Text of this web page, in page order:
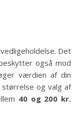
Det
også mod
værdien af din
og valg af
40 og 200 kr.